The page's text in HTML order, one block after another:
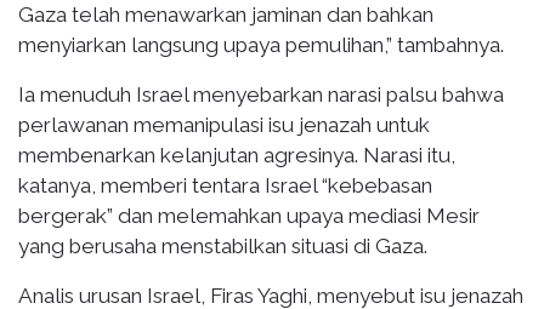
Gaza telah menawarkan jaminan dan bahkan
menyiarkan langsung upaya pemulihan,” tambahnya.
Ia menuduh Israel menyebarkan narasi palsu bahwa
perlawanan memanipulasi isu jenazah untuk
membenarkan kelanjutan agresinya. Narasi itu,
katanya, memberi tentara Israel “kebebasan
bergerak” dan melemahkan upaya mediasi Mesir
yang berusaha menstabilkan situasi di Gaza.
Analis urusan Israel, Firas Yaghi, menyebut isu jenazah